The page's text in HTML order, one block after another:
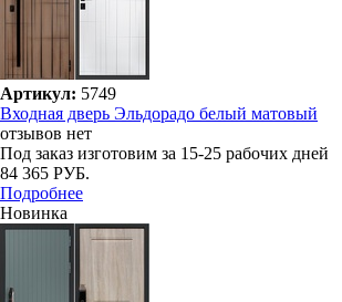
Артикул: 5749
Входная дверь Эльдорадо белый матовый
отзывов нет
Под заказ изготовим за 15-25 рабочих дней
84 365 РУБ.
Подробнее
Новинка